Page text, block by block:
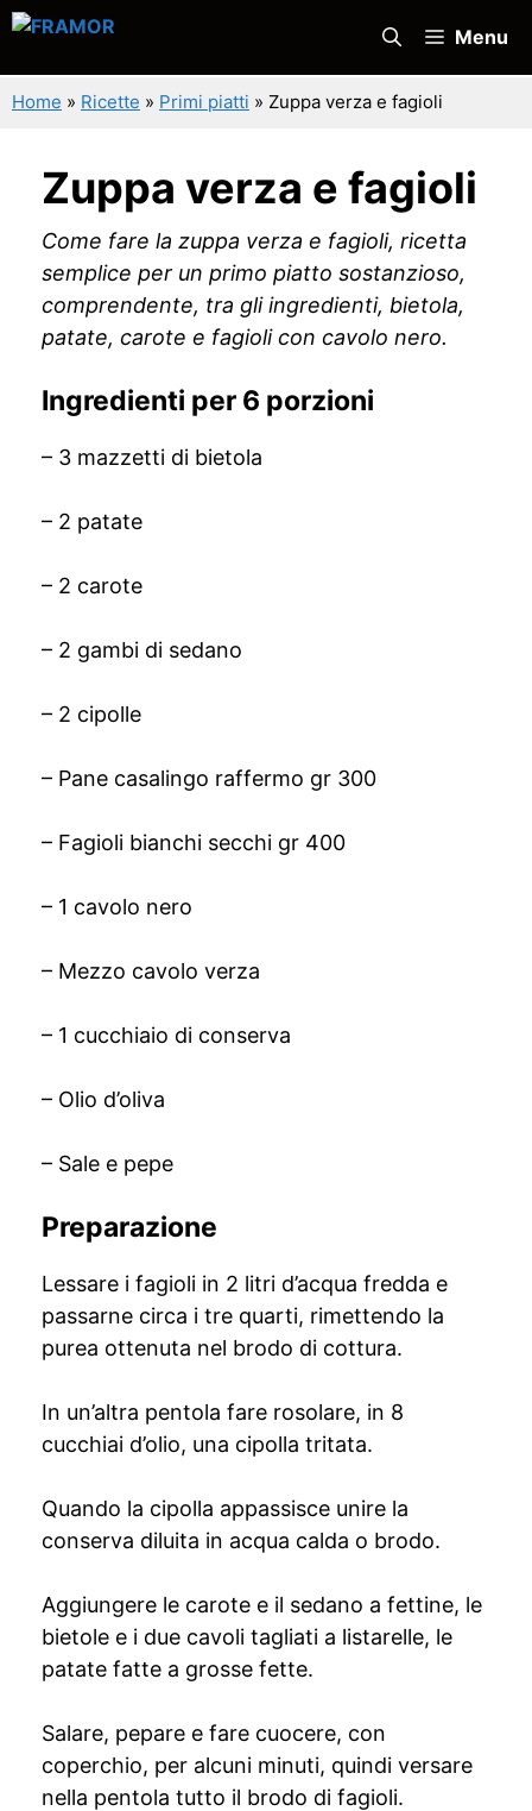
Vai
contenuto
Menu
Home » Ricette » Primi piatti » Zuppa verza e fagioli
Zuppa verza e fagioli
Come fare la zuppa verza e fagioli, ricetta
semplice per un primo piatto sostanzioso,
comprendente, tra gli ingredienti, bietola,
patate, carote e fagioli con cavolo nero.
Ingredienti per 6 porzioni
– 3 mazzetti di bietola
– 2 patate
– 2 carote
– 2 gambi di sedano
– 2 cipolle
– Pane casalingo raffermo gr 300
– Fagioli bianchi secchi gr 400
– 1 cavolo nero
– Mezzo cavolo verza
– 1 cucchiaio di conserva
– Olio d’oliva
– Sale e pepe
Preparazione
Lessare i fagioli in 2 litri d’acqua fredda e
passarne circa i tre quarti, rimettendo la
purea ottenuta nel brodo di cottura.
In un’altra pentola fare rosolare, in 8
cucchiai d’olio, una cipolla tritata.
Quando la cipolla appassisce unire la
conserva diluita in acqua calda o brodo.
Aggiungere le carote e il sedano a fettine, le
bietole e i due cavoli tagliati a listarelle, le
patate fatte a grosse fette.
Salare, pepare e fare cuocere, con
coperchio, per alcuni minuti, quindi versare
nella pentola tutto il brodo di fagioli.